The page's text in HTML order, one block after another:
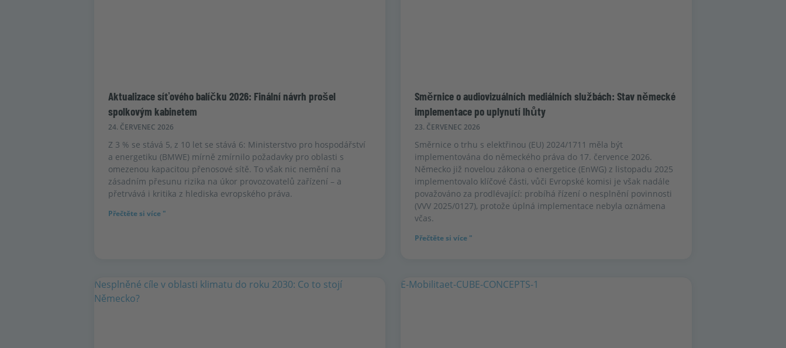
Aktualizace síťového balíčku 2026: Finální návrh prošel
spolkovým kabinetem
24. ČERVENEC 2026
Z 3 % se stává 5, z 10 let se stává 6: Ministerstvo pro hospodářství
a energetiku (BMWE) mírně zmírnilo požadavky pro oblasti s
omezenou kapacitou přenosové sítě. To však nic nemění na
zásadním přesunu rizika na úkor provozovatelů zařízení – a
přetrvává i kritika z hlediska evropského práva.
Přečtěte si více "
Směrnice o audiovizuálních mediálních službách: Stav německé
implementace po uplynutí lhůty
23. ČERVENEC 2026
Směrnice o trhu s elektřinou (EU) 2024/1711 měla být
implementována do německého práva do 17. července 2026.
Německo již novelou zákona o energetice (EnWG) z listopadu 2025
implementovalo klíčové části, vůči Evropské komisi je však nadále
považováno za prodlévající: probíhá řízení o nesplnění povinnosti
(VVV 2025/0127), protože úplná implementace nebyla oznámena
včas.
Přečtěte si více "